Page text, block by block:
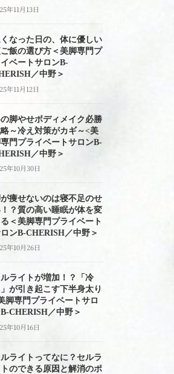
年11月13日
なった日の、体に優しい
飯の選び方＜美脚専門プ
ベートサロンB-
／中野＞
年11月12日
脚やせボディメイク必勝
～冷え対策がカギ～<美
門プライベートサロンB-
／中野＞
年10月30日
痩せないのは寝不足のせ
？質の高い睡眠が体を変
る＜美脚専門プライベート
ンB-CHERISH／中野＞
年10月26日
ライトが増加！？「冷
」が引き起こす下半身太り
脚専門プライベートサロ
CHERISH／中野＞
年10月16日
ライトってなに？セルラ
のできる原因と解消のポ